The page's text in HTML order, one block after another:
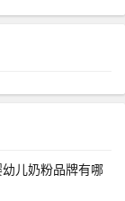
儿奶粉品牌有哪